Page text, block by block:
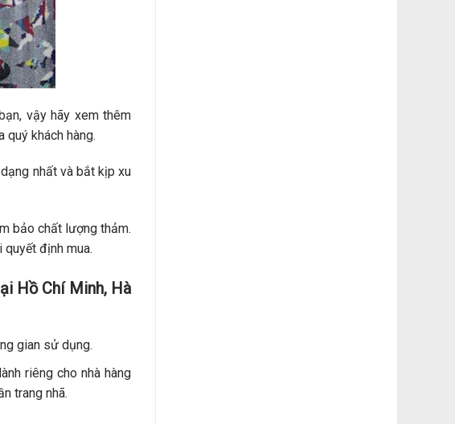
vậy hãy xem thêm
quý khách hàng.
nhất và bắt kịp xu
bảo chất lượng thảm.
định mua.
Hồ Chí Minh, Hà
gian sử dụng.
riêng cho nhà hàng
trang nhã.